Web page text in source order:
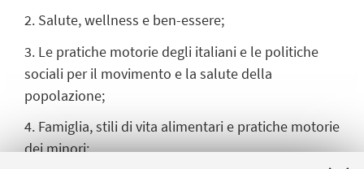
2. Salute, wellness e ben-essere;
3. Le pratiche motorie degli italiani e le politiche
sociali per il movimento e la salute della
popolazione;
4. Famiglia, stili di vita alimentari e pratiche motorie
dei minori;